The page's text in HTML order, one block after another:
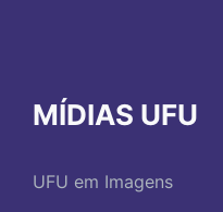
MÍDIAS UFU
UFU em Imagens